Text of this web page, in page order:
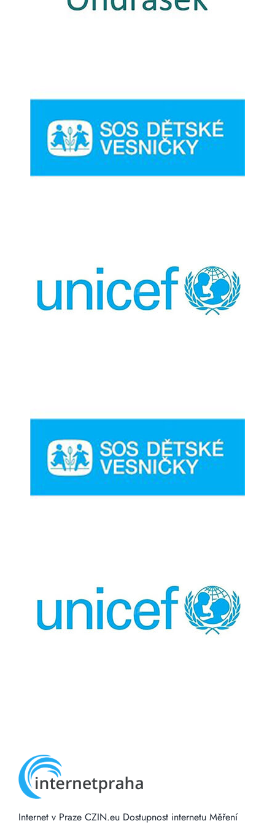
Internet v Praze CZIN.eu Dostupnost internetu Měření